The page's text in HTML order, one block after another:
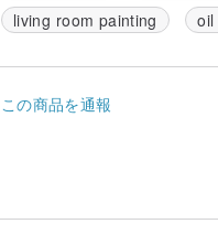
living room painting
oil
この商品を通報